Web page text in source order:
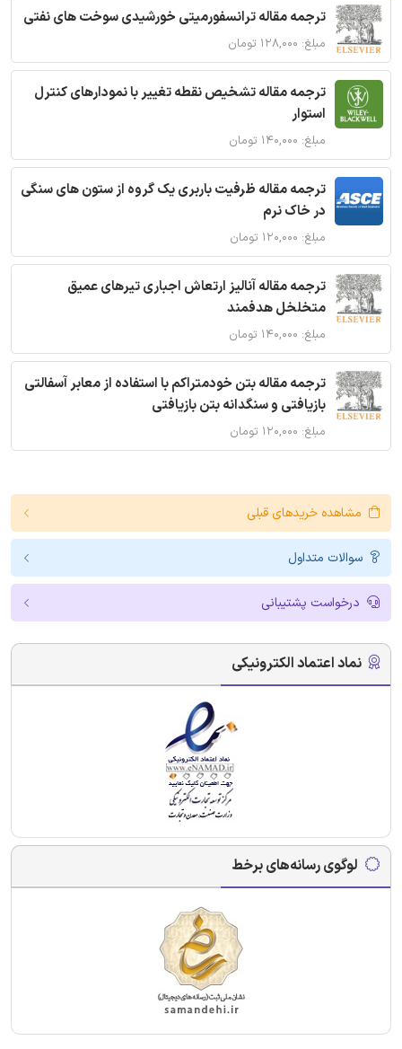
ترجمه مقاله ترانسفورمیتی خورشیدی سوخت های نفتی
مبلغ: ۱۲۸,۰۰۰ تومان
ترجمه مقاله تشخیص نقطه تغییر با نمودارهای کنترل
استوار
مبلغ: ۱۴۰,۰۰۰ تومان
ترجمه مقاله ظرفیت باربری یک گروه از ستون های سنگی
در خاک نرم
مبلغ: ۱۲۰,۰۰۰ تومان
ترجمه مقاله آنالیز ارتعاش اجباری تیرهای عمیق
متخلخل هدفمند
مبلغ: ۱۴۰,۰۰۰ تومان
ترجمه مقاله بتن خودمتراکم با استفاده از معابر آسفالتی
بازیافتی و سنگدانه بتن بازیافتی
مبلغ: ۱۲۰,۰۰۰ تومان
مشاهده خریدهای قبلی
سوالات متداول
درخواست پشتیبانی
نماد اعتماد الکترونیکی
لوگوی رسانه‌های برخط